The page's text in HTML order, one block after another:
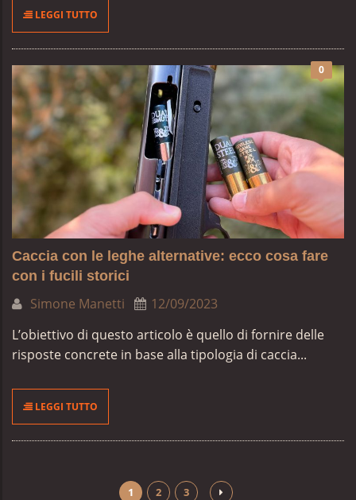
LEGGI TUTTO
0
Caccia con le leghe alternative: ecco cosa fare
con i fucili storici
Simone Manetti
12/09/2023
L’obiettivo di questo articolo è quello di fornire delle
risposte concrete in base alla tipologia di caccia...
LEGGI TUTTO
1 2 3